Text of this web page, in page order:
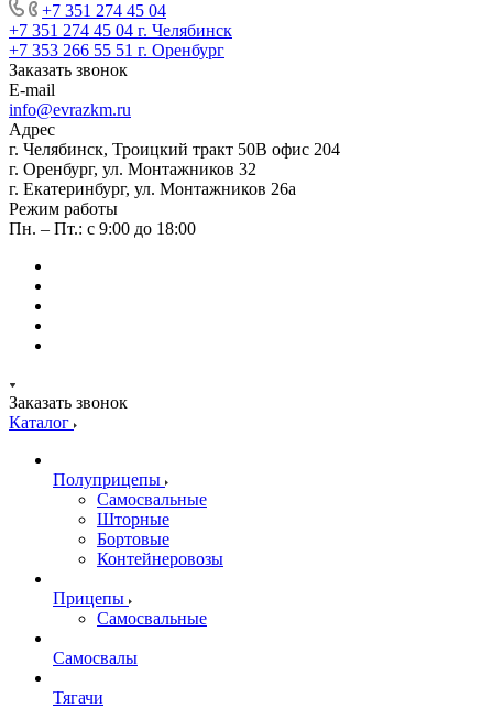
+7 351 274 45 04
+7 351 274 45 04 г. Челябинск
+7 353 266 55 51 г. Оренбург
Заказать звонок
E-mail
info@evrazkm.ru
Адрес
г. Челябинск, Троицкий тракт 50В офис 204
г. Оренбург, ул. Монтажников 32
г. Екатеринбург, ул. Монтажников 26а
Режим работы
Пн. – Пт.: с 9:00 до 18:00
Заказать звонок
Каталог
Полуприцепы
Самосвальные
Шторные
Бортовые
Контейнеровозы
Прицепы
Самосвальные
Самосвалы
Тягачи